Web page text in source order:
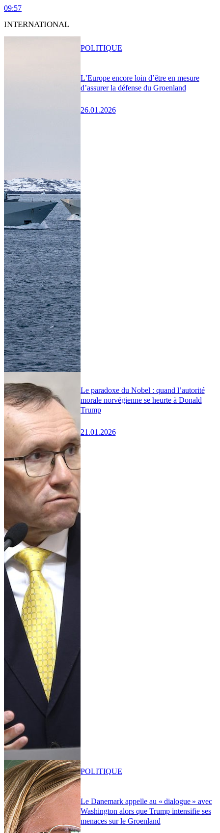
09:57
INTERNATIONAL
L’Europe encore loin d’être en mesure
d’assurer la défense du Groenland
26.01.2026
POLITIQUE
Le paradoxe du Nobel : quand l’autorité
morale norvégienne se heurte à Donald
Trump
21.01.2026
Le Danemark appelle au « dialogue » avec
Washington alors que Trump intensifie ses
menaces sur le Groenland
POLITIQUE